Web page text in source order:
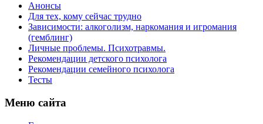
Анонсы
Для тех, кому сейчас трудно
Зависимости: алкоголизм, наркомания и игромания
(гемблинг)
Личные проблемы. Психотравмы.
Рекомендации детского психолога
Рекомендации семейного психолога
Тесты
Меню сайта